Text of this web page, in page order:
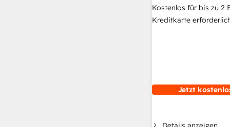
Kostenlos für bis zu 2
Kreditkarte
Jetzt